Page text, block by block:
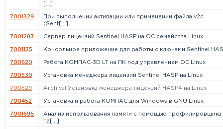
[...]
7001329
При выполнении активации или применении файла v2c
(Sent[...]
7001283 Сервер лицензий Sentinel HASP на ОС семейства Linux
7001135 Консольное приложение для работы с ключами Sentinel
700620 Работа КОМПАС-3D LT на ПК под управлением ОС Linuх
700530 Установка менеджера лицензий Sentinel HASP на Linux
700529 Archival Установка менеджера лицензий HASP4 на Linux
700452 Установка и работа КОМПАС для Windows в GNU Linux
7001696
Анализ использования памяти с помощью профилировщика
па[...]